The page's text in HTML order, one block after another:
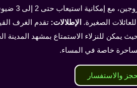
تناسب هذه الغرف الفرد أو
الصغيرة. الإطلالات: تقدم الغرف
يمكن للنزلاء الاستمتاع بمشهد المدينة
خاصة في المساء.
والاستفسار